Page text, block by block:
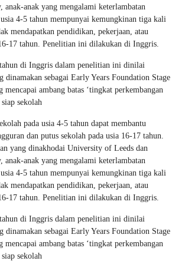
anak-anak yang mengalami keterlambatan
usia 4-5 tahun mempunyai kemungkinan tiga kali
mendapatkan pendidikan, pekerjaan, atau
17 tahun. Penelitian ini dilakukan di Inggris.
di Inggris dalam penelitian ini dinilai
dinamakan sebagai Early Years Foundation Stage
ambang batas ‘tingkat perkembangan
sekolah
pada usia 4-5 tahun dapat membantu
dan putus sekolah pada usia 16-17 tahun.
yang dinakhodai University of Leeds dan
anak-anak yang mengalami keterlambatan
usia 4-5 tahun mempunyai kemungkinan tiga kali
mendapatkan pendidikan, pekerjaan, atau
17 tahun. Penelitian ini dilakukan di Inggris.
di Inggris dalam penelitian ini dinilai
dinamakan sebagai Early Years Foundation Stage
ambang batas ‘tingkat perkembangan
sekolah